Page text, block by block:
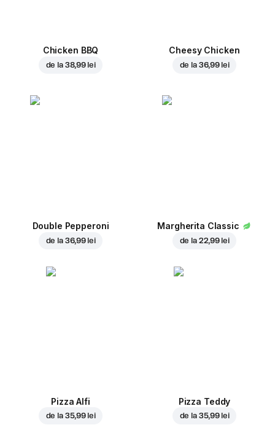
Chicken BBQ
de la 38,99 lei
Cheesy Chicken
de la 36,99 lei
Double Pepperoni
de la 36,99 lei
Margherita Classic
de la 22,99 lei
Pizza Alfi
de la 35,99 lei
Pizza Teddy
de la 35,99 lei